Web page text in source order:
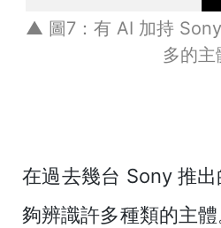
▲ 圖7：有 AI 加持
多的主
在過去幾台 Sony 推
夠辨識許多種類的主